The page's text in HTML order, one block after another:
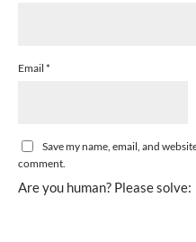
Email *
Save my name, email, and
comment.
Are you human? Please solve: